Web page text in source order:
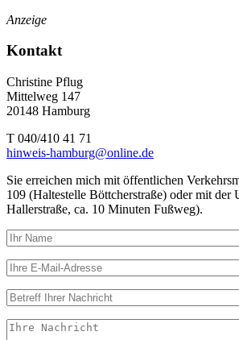
Anzeige
Kontakt
Christine Pflug
Mittelweg 147
20148 Hamburg
T 040/410 41 71
hinweis-hamburg@online.de
Sie erreichen mich mit öffentlichen
109 (Haltestelle Böttcherstraße) oder mit der
Hallerstraße, ca. 10 Minuten Fußweg).